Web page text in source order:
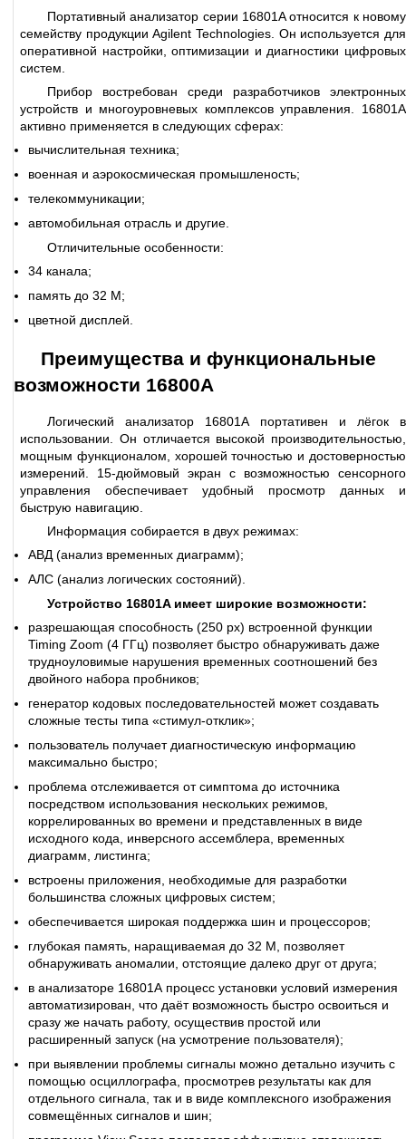
Портативный анализатор серии 16801A относится к новому
семейству продукции Agilent Technologies. Он используется для
оперативной настройки, оптимизации и диагностики цифровых
систем.
Прибор востребован среди разработчиков электронных
устройств и многоуровневых комплексов управления. 16801A
активно применяется в следующих сферах:
вычислительная техника;
военная и аэрокосмическая промышленость;
телекоммуникации;
автомобильная отрасль и другие.
Отличительные особенности:
34 канала;
память до 32 М;
цветной дисплей.
Преимущества и функциональные
возможности 16800А
Логический анализатор 16801A портативен и лёгок в
использовании. Он отличается высокой производительностью,
мощным функционалом, хорошей точностью и достоверностью
измерений. 15-дюймовый экран с возможностью сенсорного
управления обеспечивает удобный просмотр данных и
быструю навигацию.
Информация собирается в двух режимах:
АВД (анализ временных диаграмм);
АЛС (анализ логических состояний).
Устройство 16801A имеет широкие возможности:
разрешающая способность (250 px) встроенной функции
Timing Zoom (4 ГГц) позволяет быстро обнаруживать даже
трудноуловимые нарушения временных соотношений без
двойного набора пробников;
генератор кодовых последовательностей может создавать
сложные тесты типа «стимул-отклик»;
пользователь получает диагностическую информацию
максимально быстро;
проблема отслеживается от симптома до источника
посредством использования нескольких режимов,
коррелированных во времени и представленных в виде
исходного кода, инверсного ассемблера, временных
диаграмм, листинга;
встроены приложения, необходимые для разработки
большинства сложных цифровых систем;
обеспечивается широкая поддержка шин и процессоров;
глубокая память, наращиваемая до 32 М, позволяет
обнаруживать аномалии, отстоящие далеко друг от друга;
в анализаторе 16801А процесс установки условий измерения
автоматизирован, что даёт возможность быстро освоиться и
сразу же начать работу, осуществив простой или
расширенный запуск (на усмотрение пользователя);
при выявлении проблемы сигналы можно детально изучить с
помощью осциллографа, просмотрев результаты как для
отдельного сигнала, так и в виде комплексного изображения
совмещённых сигналов и шин;